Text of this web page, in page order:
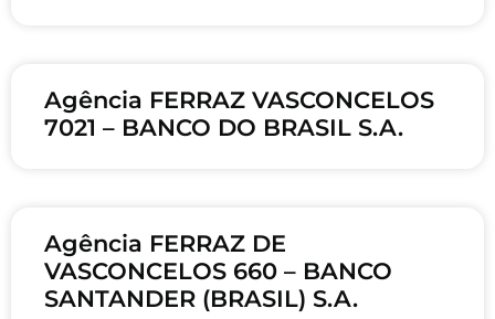
Agência FERRAZ VASCONCELOS
7021 – BANCO DO BRASIL S.A.
Agência FERRAZ DE
VASCONCELOS 660 – BANCO
SANTANDER (BRASIL) S.A.